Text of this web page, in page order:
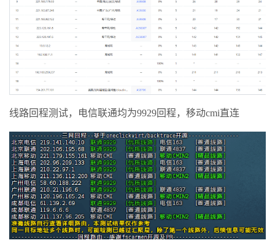
线路回程测试，电信联通均为9929回程，移动cmi直连